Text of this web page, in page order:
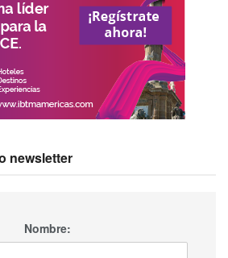
newsletter
Nombre: